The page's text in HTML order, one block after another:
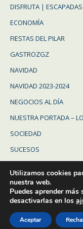
DISFRUTA | ESCAPADAS
ECONOMÍA
FIESTAS DEL PILAR
GASTROZGZ
NAVIDAD
NAVIDAD 2023-2024
NEGOCIOS AL DÍA
NUESTRA PORTADA –
SOCIEDAD
SUCESOS
ZARAGOZA
ZARAGOZA PROVINCIA
©
Utilizamos cookies
nuestra web.
Puedes aprender
desactivarlas en los
Aceptar